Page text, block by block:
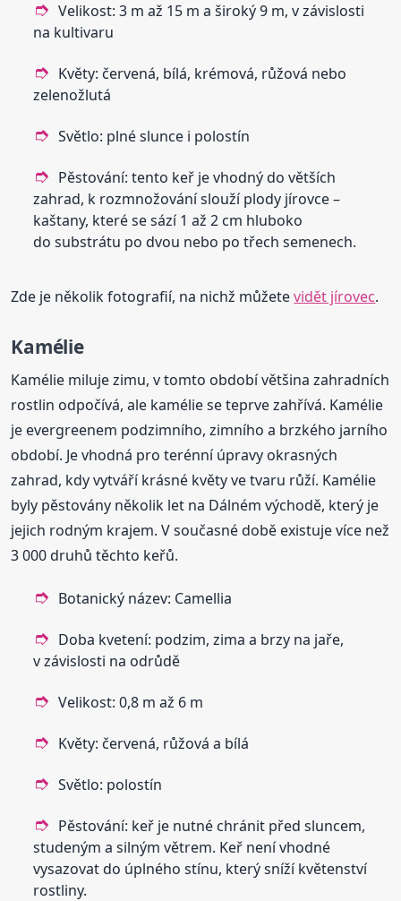
Velikost: 3 m až 15 m a široký 9 m, v závislosti
na kultivaru
Květy: červená, bílá, krémová, růžová nebo
zelenožlutá
Světlo: plné slunce i polostín
Pěstování: tento keř je vhodný do větších
zahrad, k rozmnožování slouží plody jírovce –
kaštany, které se sází 1 až 2 cm hluboko
do substrátu po dvou nebo po třech semenech.
Zde je několik fotografií, na nichž můžetevidět jírovec.
Kamélie
Kamélie miluje zimu, v tomto období většina zahradních
rostlin odpočívá, ale kamélie se teprve zahřívá. Kamélie
je evergreenem podzimního, zimního a brzkého jarního
období. Je vhodná pro terénní úpravy okrasných
zahrad, kdy vytváří krásné květy ve tvaru růží. Kamélie
byly pěstovány několik let na Dálném východě, který je
jejich rodným krajem. V současné době existuje více než
3 000 druhů těchto keřů.
Botanický název: Camellia
Doba kvetení: podzim, zima a brzy na jaře,
v závislosti na odrůdě
Velikost: 0,8 m až 6 m
Květy: červená, růžová a bílá
Světlo: polostín
Pěstování: keř je nutné chránit před sluncem,
studeným a silným větrem. Keř není vhodné
vysazovat do úplného stínu, který sníží květenství
rostliny.